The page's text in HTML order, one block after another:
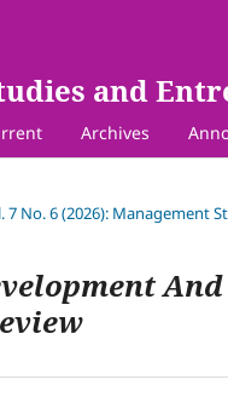
and
Archives
7 No. 6 (2026): Management